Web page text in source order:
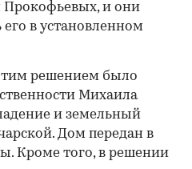
Прокофьевых, и они
в установленном
решением было
Михаила
и земельный
Дом передан в
Кроме того, в решении